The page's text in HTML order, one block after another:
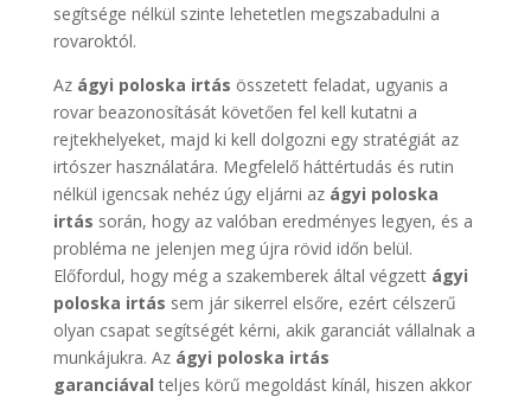
segítsége nélkül szinte lehetetlen megszabadulni a
rovaroktól.
Az ágyi poloska irtás összetett feladat, ugyanis a
rovar beazonosítását követően fel kell kutatni a
rejtekhelyeket, majd ki kell dolgozni egy stratégiát az
irtószer használatára. Megfelelő háttértudás és rutin
nélkül igencsak nehéz úgy eljárni az ágyi poloska
irtás során, hogy az valóban eredményes legyen, és a
probléma ne jelenjen meg újra rövid időn belül.
Előfordul, hogy még a szakemberek által végzett ágyi
poloska irtás sem jár sikerrel elsőre, ezért célszerű
olyan csapat segítségét kérni, akik garanciát vállalnak a
munkájukra. Az ágyi poloska irtás
garanciával teljes körű megoldást kínál, hiszen akkor